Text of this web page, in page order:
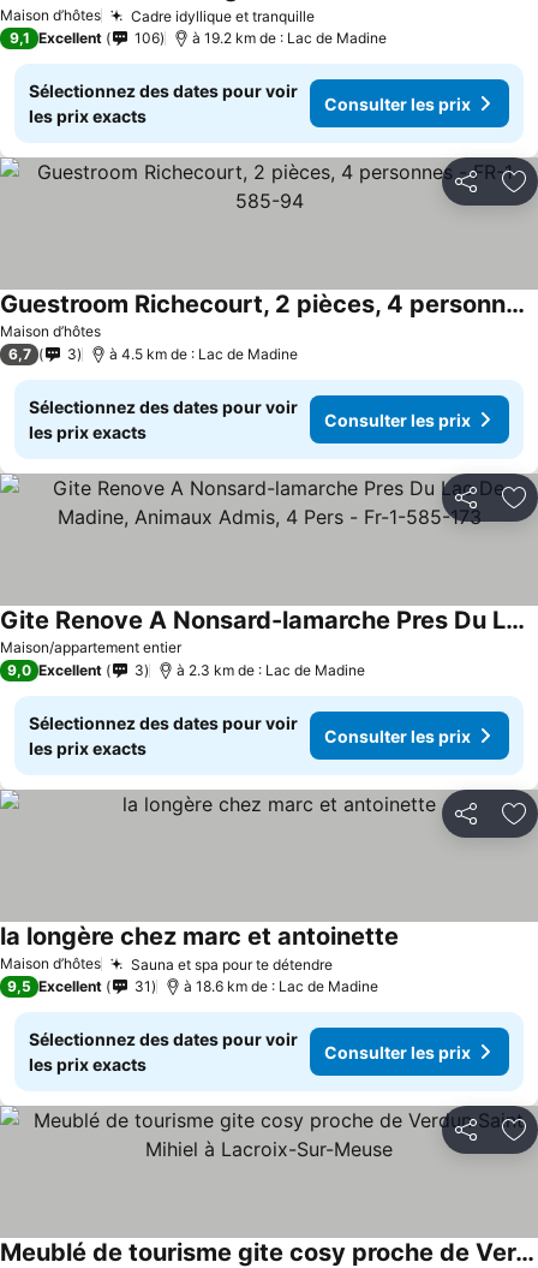
Maison d’hôtes Cadre idyllique et tranquille
9,1 Excellent 106 à 19.2 km de : Lac de Madine
Sélectionnez des dates pour voir
les prix exacts
Consulter les prix
Partager
Maison d’hôtes
Guestroom Richecourt, 2 pièces, 4 personnes - FR-1-585-94
6,7 3 à 4.5 km de : Lac de Madine
Sélectionnez des dates pour voir
les prix exacts
Consulter les prix
Partager
Maison/appartement entier
Gite Renove A Nonsard-lamarche Pres Du Lac De Madine, Animaux Admis, 4 Pers - Fr-1-585-173
9,0 Excellent 3 à 2.3 km de : Lac de Madine
Sélectionnez des dates pour voir
les prix exacts
Consulter les prix
Partager
Maison d’hôtes Sauna et spa pour te détendre
la longère chez marc et antoinette
9,5 Excellent 31 à 18.6 km de : Lac de Madine
Sélectionnez des dates pour voir
les prix exacts
Consulter les prix
Partager
Meublé de tourisme gite cosy proche de Verdun Saint Mihiel à Lacroix-Sur-Meuse